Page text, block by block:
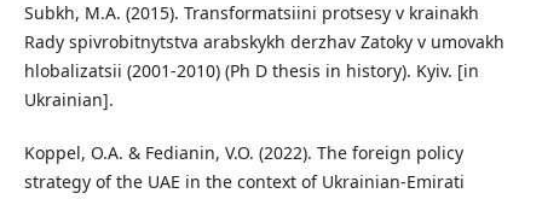
Subkh, M.A. (2015). Transformatsiini protsesy v krainakh
Rady spivrobitnytstva arabskykh derzhav Zatoky v umovakh
hlobalizatsii (2001-2010) (Ph D thesis in history). Kyiv. [in
Ukrainian].
Koppel, O.A. & Fedianin, V.O. (2022). The foreign policy
strategy of the UAE in the context of Ukrainian-Emirati